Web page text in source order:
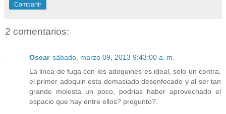
Compartir
2 comentarios:
Oscar sábado, marzo 09, 2013 9:43:00 a. m.
La linea de fuga con los adoquines es ideal, solo un contra,
el primer adoquin esta demasiado desenfocado y al ser tan
grande molesta un poco, podrias haber aprovechado el
espacio que hay entre ellos? pregunto?.